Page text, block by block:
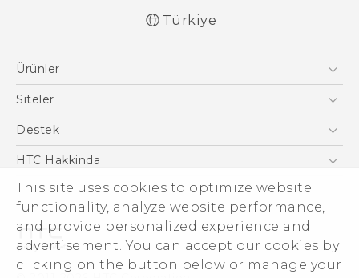
This site uses cookies to optimize website
functionality, analyze website performance,
and provide personalized experience and
advertisement. You can accept our cookies by
clicking on the button below or manage your
Türkiye
Ürünler
Akıllı Telefonlar
VIVE
Siteler
HTC Dev
Destek
Destek Merkezi
HTC Hakkinda
ESG
Yatırımcı (İNGİLİZCE)
Gizlilik Politikası
Ürün Güvenliği